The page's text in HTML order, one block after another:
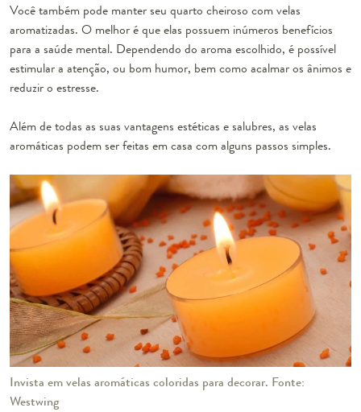
Você também pode manter seu quarto cheiroso com velas
aromatizadas. O melhor é que elas possuem inúmeros benefícios
para a saúde mental. Dependendo do aroma escolhido, é possível
estimular a atenção, ou bom humor, bem como acalmar os ânimos e
reduzir o estresse.
Além de todas as suas vantagens estéticas e salubres, as velas
aromáticas podem ser feitas em casa com alguns passos simples.
Invista em velas aromáticas coloridas para decorar. Fonte:
Westwing